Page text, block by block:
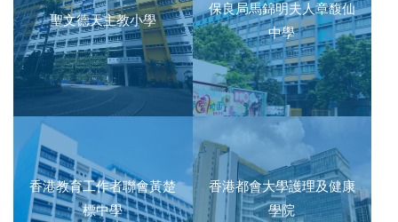
聖文德天主教小學
保良局馬錦明夫人章馥仙
中學
香港教育工作者聯會黃楚
標中學
香港都會大學護理及健康
學院